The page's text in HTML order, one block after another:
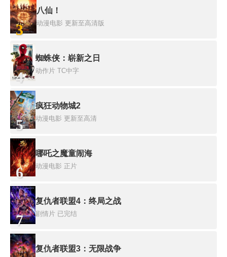
3
八仙！
动漫电影 更新至高清版
4
蜘蛛侠：崭新之日
动作片 TC中字
5
疯狂动物城2
动漫电影 更新至高清
6
哪吒之魔童闹海
动漫电影 正片
7
复仇者联盟4：终局之战
剧情片 已完结
复仇者联盟3：无限战争